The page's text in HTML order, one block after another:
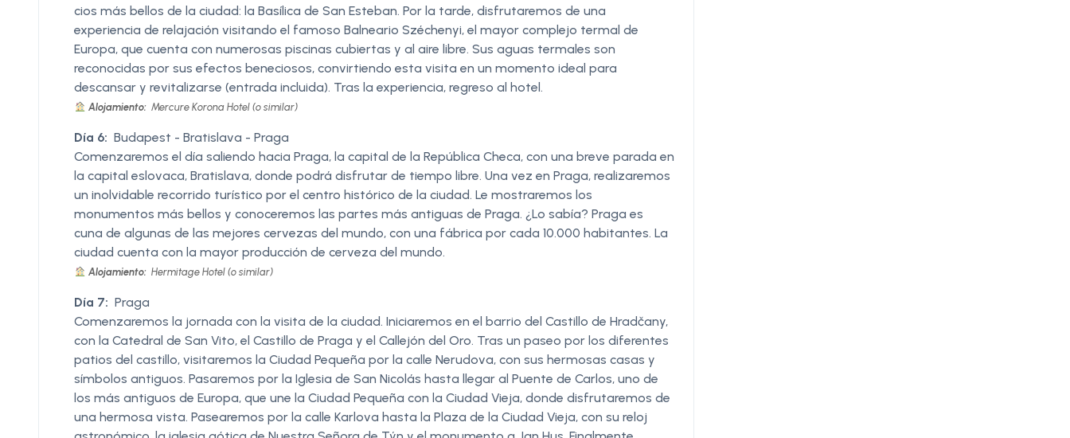
cios más bellos de la ciudad: la Basílica de San Esteban. Por la tarde, disfrutaremos de una
experiencia de relajación visitando el famoso Balneario Széchenyi, el mayor complejo termal de
Europa, que cuenta con numerosas piscinas cubiertas y al aire libre. Sus aguas termales son
reconocidas por sus efectos beneciosos, convirtiendo esta visita en un momento ideal para
descansar y revitalizarse (entrada incluida). Tras la experiencia, regreso al hotel.
Alojamiento: Mercure Korona Hotel (o similar)
Día 6: Budapest - Bratislava - Praga
Comenzaremos el día saliendo hacia Praga, la capital de la República Checa, con una breve parada en
la capital eslovaca, Bratislava, donde podrá disfrutar de tiempo libre. Una vez en Praga, realizaremos
un inolvidable recorrido turístico por el centro histórico de la ciudad. Le mostraremos los
monumentos más bellos y conoceremos las partes más antiguas de Praga. ¿Lo sabía? Praga es
cuna de algunas de las mejores cervezas del mundo, con una fábrica por cada 10.000 habitantes. La
ciudad cuenta con la mayor producción de cerveza del mundo.
Alojamiento: Hermitage Hotel (o similar)
Día 7: Praga
Comenzaremos la jornada con la visita de la ciudad. Iniciaremos en el barrio del Castillo de Hradčany,
con la Catedral de San Vito, el Castillo de Praga y el Callejón del Oro. Tras un paseo por los diferentes
patios del castillo, visitaremos la Ciudad Pequeña por la calle Nerudova, con sus hermosas casas y
símbolos antiguos. Pasaremos por la Iglesia de San Nicolás hasta llegar al Puente de Carlos, uno de
los más antiguos de Europa, que une la Ciudad Pequeña con la Ciudad Vieja, donde disfrutaremos de
una hermosa vista. Pasearemos por la calle Karlova hasta la Plaza de la Ciudad Vieja, con su reloj